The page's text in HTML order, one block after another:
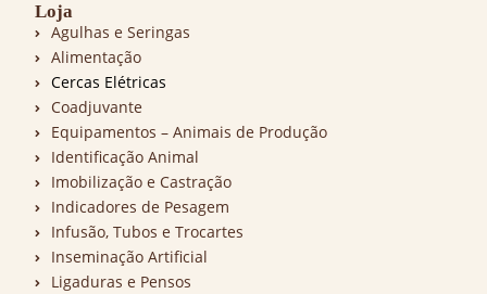
Loja
Agulhas e Seringas
Alimentação
Cercas Elétricas
Coadjuvante
Equipamentos – Animais de Produção
Identificação Animal
Imobilização e Castração
Indicadores de Pesagem
Infusão, Tubos e Trocartes
Inseminação Artificial
Ligaduras e Pensos